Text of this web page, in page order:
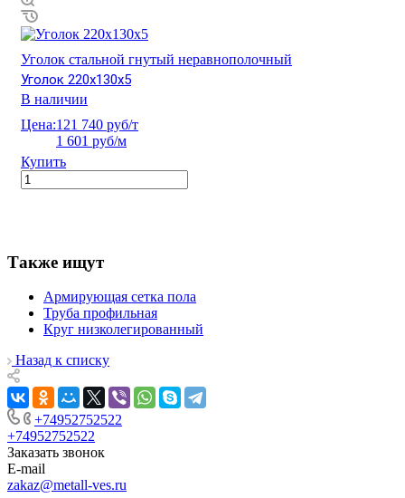
Уголок стальной гнутый неравнополочный
Уголок 220х130х5
В наличии
Цена:121 740 руб/т
1 601 руб/м
Купить
Также ищут
Армирующая сетка пола
Труба профильная
Круг низколегированный
Назад к списку
+74952752522
+74952752522
Заказать звонок
E-mail
zakaz@metall-ves.ru